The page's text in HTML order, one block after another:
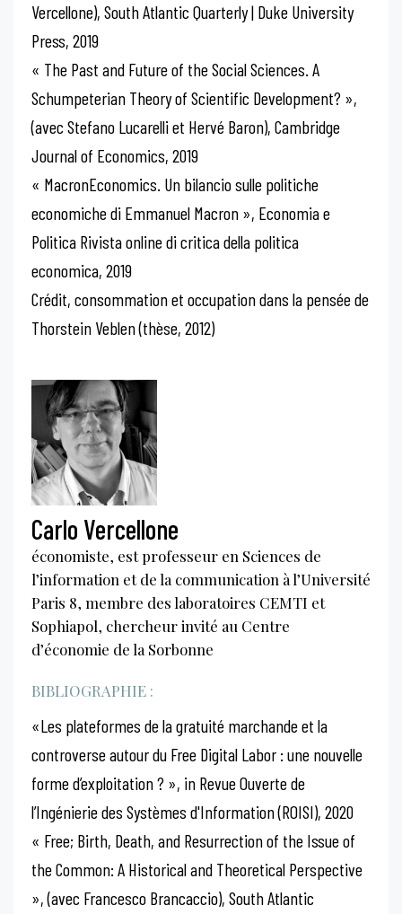
Vercellone), South Atlantic Quarterly | Duke University
Press, 2019
« The Past and Future of the Social Sciences. A
Schumpeterian Theory of Scientific Development? »,
(avec Stefano Lucarelli et Hervé Baron), Cambridge
Journal of Economics, 2019
« MacronEconomics. Un bilancio sulle politiche
economiche di Emmanuel Macron », Economia e
Politica Rivista online di critica della politica
economica, 2019
Crédit, consommation et occupation dans la pensée de
Thorstein Veblen (thèse, 2012)
Carlo Vercellone
économiste, est professeur en Sciences de
l’information et de la communication à l’Université
Paris 8, membre des laboratoires CEMTI et
Sophiapol, chercheur invité au Centre
d’économie de la Sorbonne
BIBLIOGRAPHIE :
«Les plateformes de la gratuité marchande et la
controverse autour du Free Digital Labor : une nouvelle
forme d’exploitation ? », in Revue Ouverte de
l’Ingénierie des Systèmes d'Information (ROISI), 2020
« Free; Birth, Death, and Resurrection of the Issue of
the Common: A Historical and Theoretical Perspective
», (avec Francesco Brancaccio), South Atlantic